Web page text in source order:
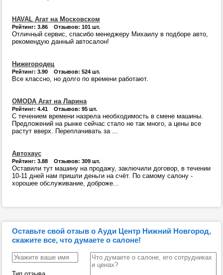
HAVAL Агат на Московском
Рейтинг: 3.86 Отзывов: 101 шт.
Отличный сервис, спасибо менеджеру Михаилу в подборе авто,
рекомендую данный автосалон!
Нижегородец
Рейтинг: 3.90 Отзывов: 524 шт.
Все классно, но долго по времени работают.
OMODA Агат на Ларина
Рейтинг: 4.41 Отзывов: 95 шт.
С течением времени назрела необходимость в смене машины.
Предложений на рынке сейчас стало не так много, а цены все
растут вверх. Переплачивать за ...
Автохаус
Рейтинг: 3.88 Отзывов: 309 шт.
Оставили тут машину на продажу, заключили договор, в течении
10-11 дней нам пришли деньги на счёт. По самому салону -
хорошее обслуживание, доброже...
Оставьте свой отзыв о Ауди Центр Нижний Новгород,
скажите все, что думаете о салоне!